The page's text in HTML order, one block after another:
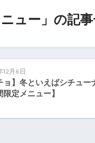
ニュー」の記
月6日
ョ】冬といえばシチュー
定メニュー】